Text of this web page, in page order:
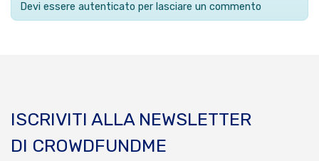
Devi essere autenticato per lasciare un commento
ISCRIVITI ALLA NEWSLETTER
DI CROWDFUNDME